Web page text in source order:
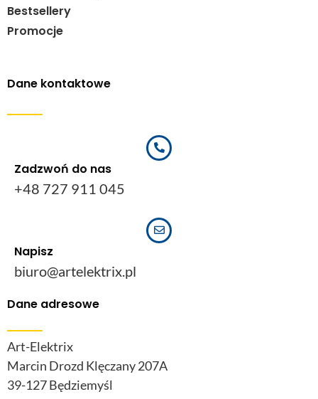
Bestsellery
Promocje
Dane kontaktowe
Zadzwoń do nas
+48 727 911 045
Napisz
biuro@artelektrix.pl
Dane adresowe
Art-Elektrix
Marcin Drozd Klęczany 207A
39-127 Będziemyśl